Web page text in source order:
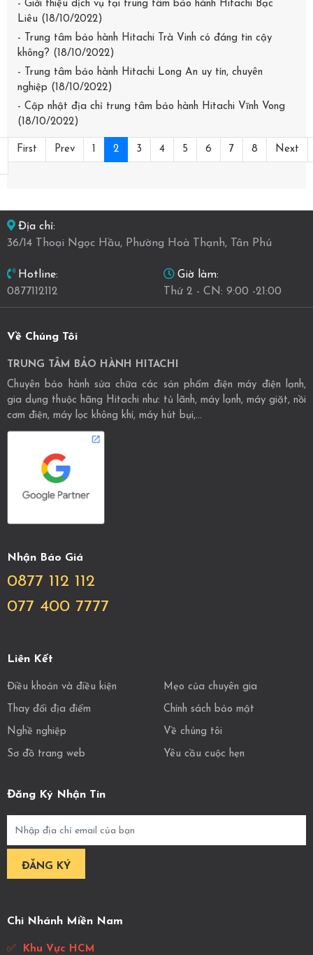
- Giới thiệu dịch vụ tại trung tâm bảo hành Hitachi Bạc
Liêu (18/10/2022)
- Trung tâm bảo hành Hitachi Trà Vinh có đáng tin cậy
không? (18/10/2022)
- Trung tâm bảo hành Hitachi Long An uy tín, chuyên
nghiệp (18/10/2022)
- Cập nhật địa chỉ trung tâm bảo hành Hitachi Vĩnh Vong
(18/10/2022)
First Prev 1 2 3 4 5 6 7 8 Next
Địa chỉ:
36/14 Thoại Ngọc Hầu, Phường Hoà Thạnh, Tân Phú
Hotline:
0877112112
Giờ làm:
Thứ 2 - CN: 9:00 -21:00
Về Chúng Tôi
TRUNG TÂM BẢO HÀNH HITACHI
Chuyên bảo hành sửa chữa các sản phẩm điện máy điện lạnh,
gia dụng thuộc hãng Hitachi như: tủ lãnh, máy lạnh, máy giặt, nồi
cơm điện, máy lọc không khí, máy hút bụi,...
Nhận Báo Giá
0877 112 112
077 400 7777
Liên Kết
Điều khoản và điều kiện Mẹo của chuyên gia
Thay đổi địa điểm Chính sách bảo mật
Nghề nghiệp Về chúng tôi
Sơ đồ trang web Yêu cầu cuộc hẹn
Đăng Ký Nhận Tin
Chi Nhánh Miền Nam
✅ Khu Vực HCM